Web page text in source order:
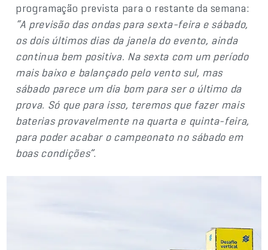
programação prevista para o restante da semana:
“A previsão das ondas para sexta-feira e sábado,
os dois últimos dias da janela do evento, ainda
continua bem positiva. Na sexta com um período
mais baixo e balançado pelo vento sul, mas
sábado parece um dia bom para ser o último da
prova. Só que para isso, teremos que fazer mais
baterias provavelmente na quarta e quinta-feira,
para poder acabar o campeonato no sábado em
boas condições”.